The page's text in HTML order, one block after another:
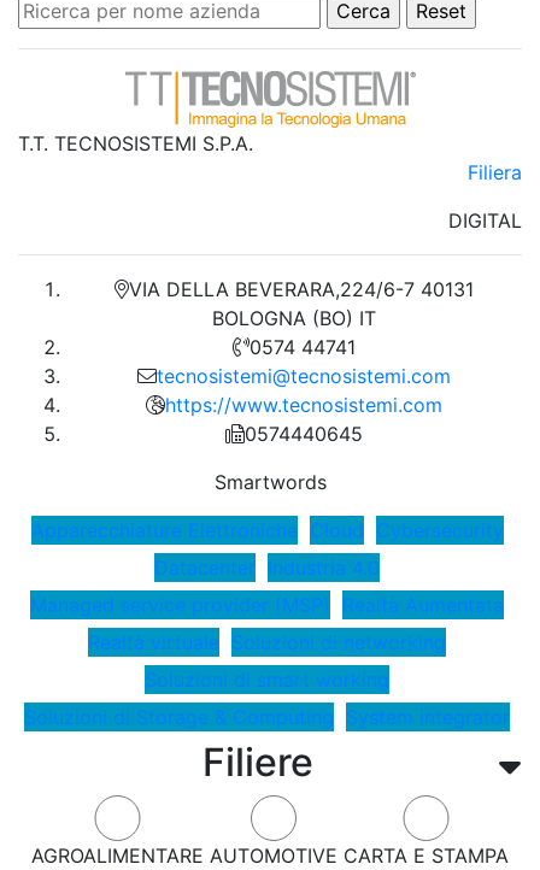
Filiere
AGROALIMENTARE AUTOMOTIVE CARTA E STAMPA
T.T. TECNOSISTEMI S.P.A.
Filiera
DIGITAL
VIA DELLA BEVERARA,224/6-7 40131
BOLOGNA (BO) IT
0574 44741
tecnosistemi@tecnosistemi.com
https://www.tecnosistemi.com
0574440645
Smartwords
Apparecchiature Elettroniche Cloud Cybersecurity
Datacenter Industria 4.0
Managed service provider (MSP)
Realtà Aumentata
Realtà virtuale Soluzioni di networking
Soluzioni di smart working
Soluzioni di Storage & Computing System integrator